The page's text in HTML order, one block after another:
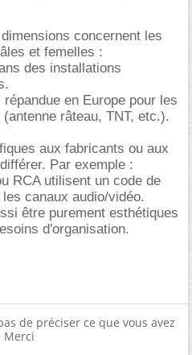
concernent les
et femelles :
des installations
en Europe pour les
râteau, TNT, etc.).
aux fabricants ou aux
Par exemple :
RCA utilisent un code de
canaux audio/vidéo.
être purement esthétiques
d'organisation.
de préciser ce que vous avez
Merci